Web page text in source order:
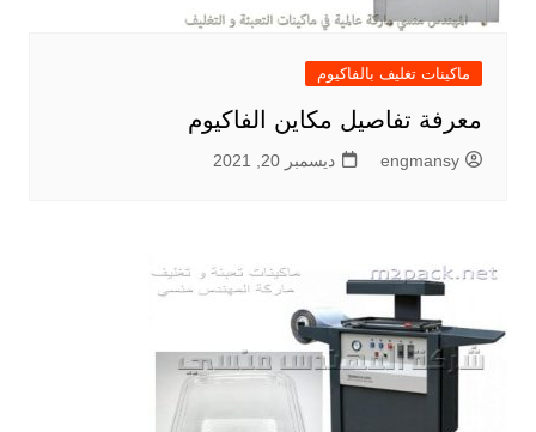
ماكينات تغليف بالفاكيوم
معرفة تفاصيل مكاين الفاكيوم
engmansy ديسمبر 20, 2021